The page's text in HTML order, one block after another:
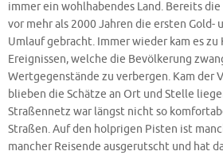
immer ein wohlhabendes Land. Bereits
vor mehr als 2000 Jahren die ersten Gold-
Umlauf gebracht. Immer wieder kam es zu
Ereignissen, welche die Bevölkerung
Wertgegenstände zu verbergen. Kam der
blieben die Schätze an Ort und Stelle
Straßennetz war längst nicht so
Straßen. Auf den holprigen Pisten ist
mancher Reisende ausgerutscht und hat